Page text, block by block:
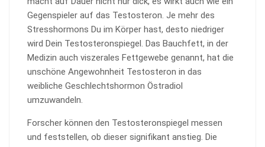
Gegenspieler auf das Testosteron. Je mehr des
Stresshormons Du im Körper hast, desto niedriger
wird Dein Testosteronspiegel. Das Bauchfett, in der
Medizin auch viszerales Fettgewebe genannt, hat die
unschöne Angewohnheit Testosteron in das
weibliche Geschlechtshormon Östradiol
umzuwandeln.
Forscher können den Testosteronspiegel messen
und feststellen, ob dieser signifikant anstieg. Die